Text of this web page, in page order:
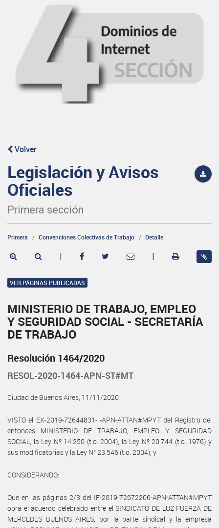
Volver
Legislación y Avisos
Oficiales
Primera sección
Primera Convenciones Colectivas de Trabajo Detalle
| |
VER PÁGINAS PUBLICADAS
MINISTERIO DE TRABAJO, EMPLEO
Y SEGURIDAD SOCIAL - SECRETARÍA
DE TRABAJO
Resolución 1464/2020
RESOL-2020-1464-APN-ST#MT
Ciudad de Buenos Aires, 11/11/2020
VISTO el EX-2019-72644831- -APN-ATTAN#MPYT del Registro del
entonces MINISTERIO DE TRABAJO, EMPLEO Y SEGURIDAD
SOCIAL, la Ley Nº 14.250 (t.o. 2004), la Ley Nº 20.744 (t.o. 1976) y
sus modificatorias y la Ley N° 23.546 (t.o. 2004), y
CONSIDERANDO:
Que en las páginas 2/3 del IF-2019-72672206-APN-ATTAN#MPYT
obra el acuerdo celebrado entre el SINDICATO DE LUZ FUERZA DE
MERCEDES BUENOS AIRES, por la parte sindical y la empresa